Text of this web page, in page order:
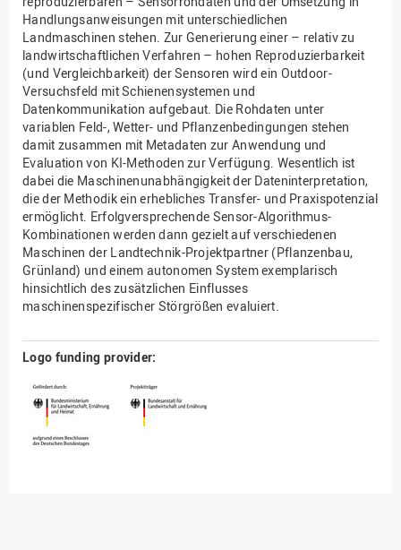
Handlungsanweisungen mit unterschiedlichen
Landmaschinen stehen. Zur Generierung einer – relativ zu
landwirtschaftlichen Verfahren – hohen Reproduzierbarkeit
(und Vergleichbarkeit) der Sensoren wird ein Outdoor-
Versuchsfeld mit Schienensystemen und
Datenkommunikation aufgebaut. Die Rohdaten unter
variablen Feld-, Wetter- und Pflanzenbedingungen stehen
damit zusammen mit Metadaten zur Anwendung und
Evaluation von KI-Methoden zur Verfügung. Wesentlich ist
dabei die Maschinenunabhängigkeit der Dateninterpretation,
die der Methodik ein erhebliches Transfer- und Praxispotenzial
ermöglicht. Erfolgversprechende Sensor-Algorithmus-
Kombinationen werden dann gezielt auf verschiedenen
Maschinen der Landtechnik-Projektpartner (Pflanzenbau,
Grünland) und einem autonomen System exemplarisch
hinsichtlich des zusätzlichen Einflusses
maschinenspezifischer Störgrößen evaluiert.
Logo funding provider: